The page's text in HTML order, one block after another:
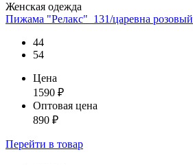
Женская одежда
Пижама "Релакс"_131/царевна розовый
44
54
Цена
1590 ₽
Оптовая цена
890 ₽
Перейти в товар